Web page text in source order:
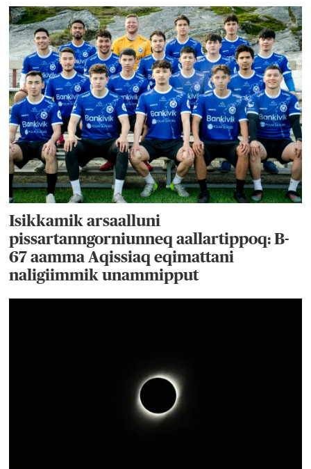
Isikkamik arsaalluni
pissartanngorniunneq aallartippoq: B-
67 aamma Aqissiaq eqimattani
naligiimmik unammipput